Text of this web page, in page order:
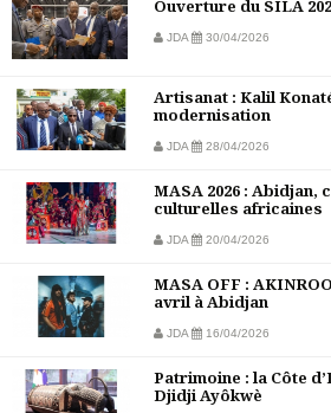
Ouverture du SILA
JDA 30/04/2026
Artisanat : Kalil
modernisation
JDA 28/04/2026
MASA 2026 :
culturelles africaines
JDA 20/04/2026
MASA OFF :
avril à Abidjan
JDA 16/04/2026
Patrimoine : la Côte
Djidji Ayôkwè